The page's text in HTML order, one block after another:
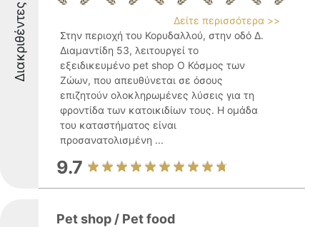
Διακριθέντες
Δείτε περισσότερα >>
Στην περιοχή του Κορυδαλλού, στην οδό Δ.
Διαμαντίδη 53, λειτουργεί το
εξειδικευμένο pet shop Ο Κόσμος των
Ζώων, που απευθύνεται σε όσους
επιζητούν ολοκληρωμένες λύσεις για τη
φροντίδα των κατοικιδίων τους. Η ομάδα
του καταστήματος είναι
προσανατολισμένη ...
9.7
Pet shop / Pet food